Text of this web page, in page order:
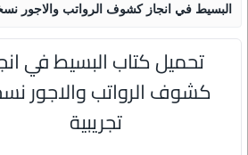
البسيط في انجاز كشوف الرواتب والاجور
تحميل كتاب البسيط في
كشوف الرواتب والاجور
تجريبية